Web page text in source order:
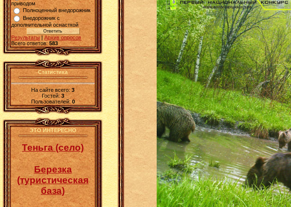
приводом
Полноценный внедорожник
Внедорожник с
дополнительной оснасткой
Результаты |Архив опросов
Всего ответов:583
Статистика
На сайте всего:3
Гостей:3
Пользователей: 0
ЭТО ИНТЕРЕСНО
Теньга (село)
Березка
(туристическая
база)